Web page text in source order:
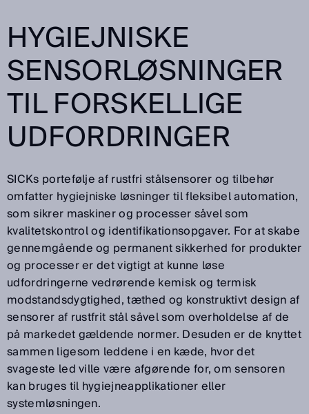
HYGIEJNISKE
SENSORLØSNINGER
TIL FORSKELLIGE
UDFORDRINGER
SICKs portefølje af rustfri stålsensorer og tilbehør
omfatter hygiejniske løsninger til fleksibel automation,
som sikrer maskiner og processer såvel som
kvalitetskontrol og identifikationsopgaver. For at skabe
gennemgående og permanent sikkerhed for produkter
og processer er det vigtigt at kunne løse
udfordringerne vedrørende kemisk og termisk
modstandsdygtighed, tæthed og konstruktivt design af
sensorer af rustfrit stål såvel som overholdelse af de
på markedet gældende normer. Desuden er de knyttet
sammen ligesom leddene i en kæde, hvor det
svageste led ville være afgørende for, om sensoren
kan bruges til hygiejneapplikationer eller
systemløsningen.